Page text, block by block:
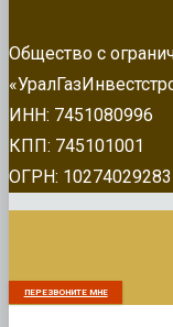
Общество с
ИНН: 7451080996
КПП: 745101001
ОГРН:
ПЕРЕЗВОНИТЕ МНЕ